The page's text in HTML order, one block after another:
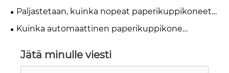
tuotannon tehokkuutta?
Paljastetaan, kuinka nopeat paperikuppikoneet
saavuttavat kaksinkertaisen tuotantokapasiteetin
Kuinka automaattinen paperikuppikone
Jätä minulle viesti